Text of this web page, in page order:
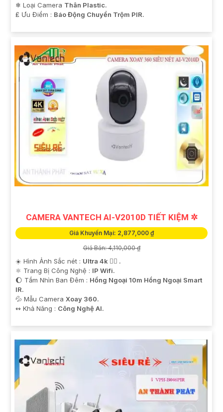
❄ Loại Camera Thân Plastic.
️₤ Ưu Điểm : Báo Động Chuyển Trộm PIR.
CAMERA VANTECH AI-V2010D TIẾT KIỆM ✲
Giá Khuyến Mại: 2,877,000 ₫
Giá Bán: 4,110,000 ₫
☀️ Hình Ảnh Sắc nét : Ultra 4k 👍🏾 .
⚛️ Trang Bị Công Nghệ : IP Wifi.
🌔 Tầm Nhìn Ban Đêm : Hồng Ngoại 10m Hồng Ngoại Smart
IR.
💦 Mẫu Camera Xoay 360.
️↭ Khả Năng : Công Nghệ AI.